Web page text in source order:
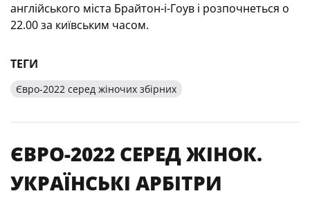
англійського міста Брайтон-і-Гоув і розпочнеться о
22.00 за київським часом.
ТЕГИ
Євро-2022 серед жіночих збірних
ЄВРО-2022 СЕРЕД ЖІНОК.
УКРАЇНСЬКІ АРБІТРИ